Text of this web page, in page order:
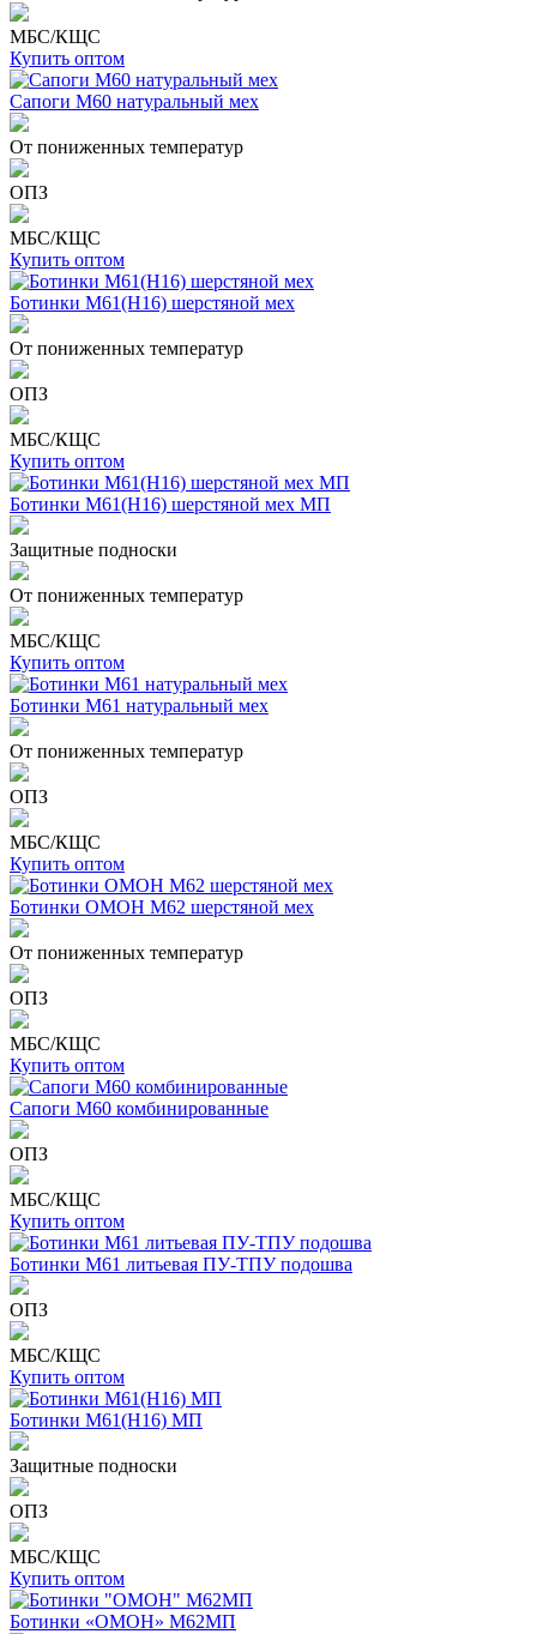
МБС/КЩС
Купить оптом
Сапоги М60 натуральный мех
От пониженных температур
ОПЗ
МБС/КЩС
Купить оптом
Ботинки М61(Н16) шерстяной мех
От пониженных температур
ОПЗ
МБС/КЩС
Купить оптом
Ботинки М61(Н16) шерстяной мех МП
Защитные подноски
От пониженных температур
МБС/КЩС
Купить оптом
Ботинки М61 натуральный мех
От пониженных температур
ОПЗ
МБС/КЩС
Купить оптом
Ботинки ОМОН М62 шерстяной мех
От пониженных температур
ОПЗ
МБС/КЩС
Купить оптом
Сапоги М60 комбинированные
ОПЗ
МБС/КЩС
Купить оптом
Ботинки М61 литьевая ПУ-ТПУ подошва
ОПЗ
МБС/КЩС
Купить оптом
Ботинки М61(Н16) МП
Защитные подноски
ОПЗ
МБС/КЩС
Купить оптом
Ботинки «ОМОН» М62МП